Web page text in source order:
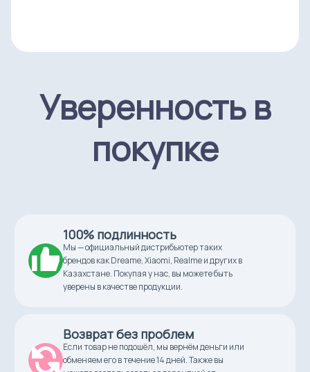
412.0 см
Ширина
201.0 см
Материал
металл, ПВХ
Дно бассейна
Комплектация
насос, лестница, бассейн
Уверенность в
покупке
100% подлинность
Мы — официальный дистрибьютер таких
брендов как Dreame, Xiaomi, Realme и других в
Казахстане. Покупая у нас, вы можете быть
уверены в качестве продукции.
Возврат без проблем
Если товар не подошёл, мы вернём деньги или
обменяем его в течение 14 дней. Также вы